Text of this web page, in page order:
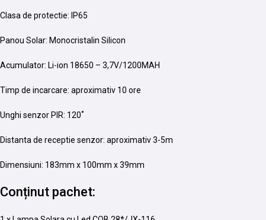
Clasa de protectie: IP65
Panou Solar: Monocristalin Silicon
Acumulator: Li-ion 18650 – 3,7V/1200MAH
Timp de incarcare: aproximativ 10 ore
Unghi senzor PIR: 120˚
Distanta de receptie senzor: aproximativ 3-5m
Dimensiuni: 183mm x 100mm x 39mm
Conținut pachet: